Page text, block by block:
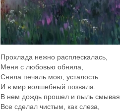
Прохлада нежно расплескалась,
Меня с любовью обняла,
Сняла печаль мою, усталость
И в мир волшебный позвала.
В нем дождь прошел и пыль смывая,
Все сделал чистым, как слеза,